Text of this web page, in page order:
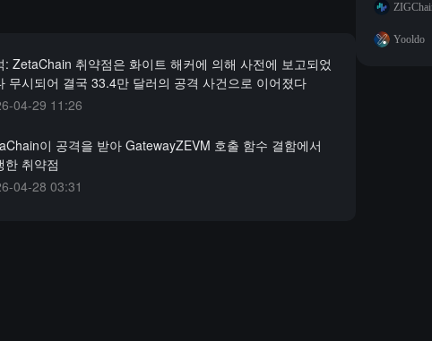
: ZetaChain 취약점은 화이트 해커에 의해 사전에 보고되었
무시되어 결국 33.4만 달러의 공격 사건으로 이어졌다
04-29 11:26
이 공격을 받아 GatewayZEVM 호출 함수 결함에서
한 취약점
04-28 03:31
Yooldo